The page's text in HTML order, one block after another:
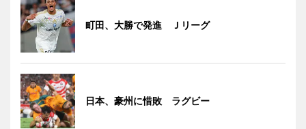
町田、大勝で発進 Ｊリーグ
日本、豪州に惜敗 ラグビー